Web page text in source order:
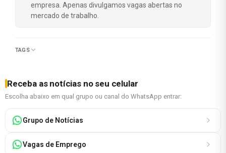
empresa. Apenas divulgamos vagas abertas no
mercado de trabalho.
TAGS
Receba as notícias no seu celular
Escolha abaixo em qual grupo ou canal do WhatsApp entrar:
Grupo de Notícias
Vagas de Emprego